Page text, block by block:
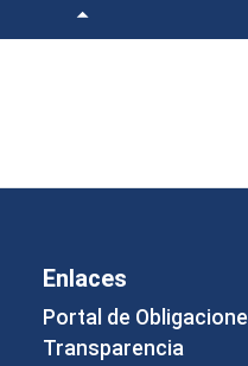
Enlaces
Portal de
Transparencia